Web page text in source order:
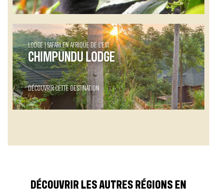
LODGE SAFARI EN AFRIQUE DE L’EST
CHIMPUNDU LODGE
DÉCOUVRIR CETTE DESTINATION
DÉCOUVRIR LES AUTRES RÉGIONS EN